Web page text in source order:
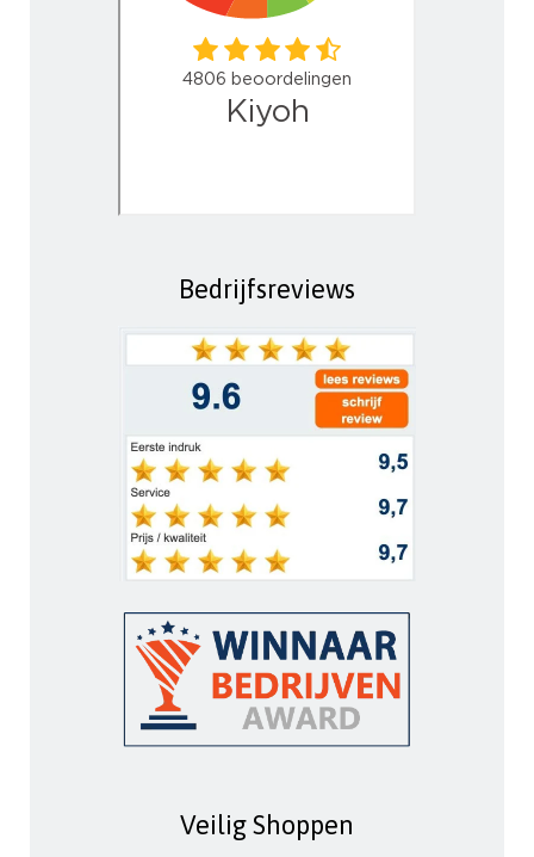
Bedrijfsreviews
Veilig Shoppen